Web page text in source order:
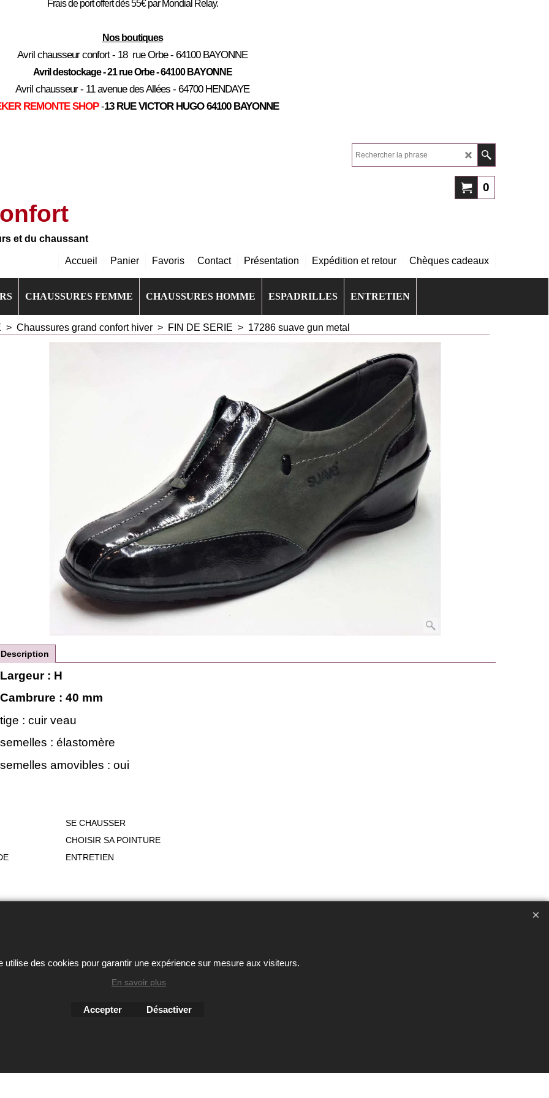
Frais de port offert dès 55€ par Mondial Relay.
Nos boutiques
Avril chausseur confort - 18 rue Orbe - 64100 BAYONNE
Avril destockage - 21 rue Orbe - 64100 BAYONNE
Avril chausseur - 11 avenue des Allées - 64700 HENDAYE
REMONTE SHOP -13 RUE VICTOR HUGO 64100 BAYONNE
et du chaussant
0
Accueil Panier Favoris Contact Présentation Expédition et retour Chèques cadeaux
CHAUSSURES FEMME CHAUSSURES HOMME ESPADRILLES ENTRETIEN
> Chaussures grand confort hiver > FIN DE SERIE > 17286 suave gun metal
Description
Largeur : H
Cambrure : 40 mm
tige : cuir veau
semelles : élastomère
semelles amovibles : oui
SE CHAUSSER
CHOISIR SA POINTURE
ENTRETIEN
avec le logiciel
eCommerce ShopFactory
utilise des cookies pour garantir une expérience sur mesure aux visiteurs.
En savoir plus
Accepter Désactiver